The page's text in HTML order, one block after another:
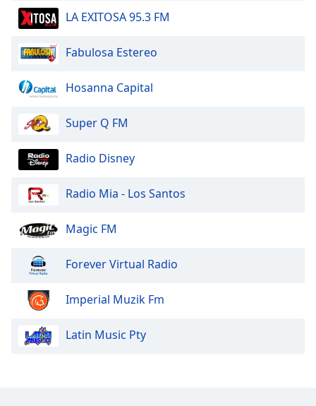
LA EXITOSA 95.3 FM
Fabulosa Estereo
Hosanna Capital
Super Q FM
Radio Disney
Radio Mia - Los Santos
Magic FM
Forever Virtual Radio
Imperial Muzik Fm
Latin Music Pty